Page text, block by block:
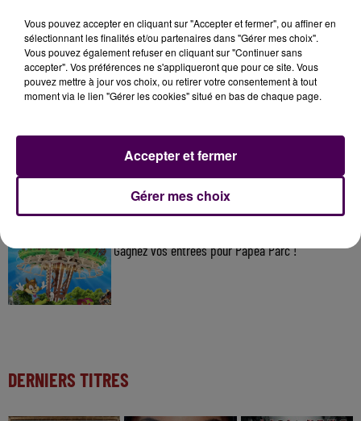
À LA UNE
7 août 2026
Gagnez vos pass pour le V and B Fest' 2026 !
11 juillet 2026
Inscrivez-vous au casting The Voice & The Voice
Gagnez vos entrées pour Papéa Parc !
DERNIERS TITRES
Vous pouvez accepter en cliquant sur "Accepter et fermer", ou affiner en
sélectionnant les finalités et/ou partenaires dans "Gérer mes choix".
Vous pouvez également refuser en cliquant sur "Continuer sans
accepter". Vos préférences ne s'appliqueront que pour ce site. Vous
pouvez mettre à jour vos choix, ou retirer votre consentement à tout
moment via le lien "Gérer les cookies" situé en bas de chaque page.
Gérer mes choix
Accepter et fermer